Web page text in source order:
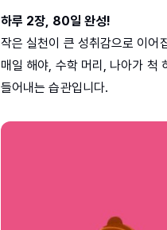
하루 2장, 80일 완성!
작은 실천이 큰 성취감으로 이어
매일 해야, 수학 머리, 나아가 척
들어내는 습관입니다.